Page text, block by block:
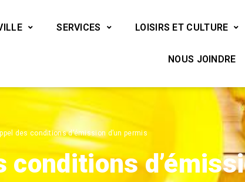
SERVICES LOISIRS ET CULTURE
NOUS JOINDRE
des conditions d’émission d’un permis
conditions